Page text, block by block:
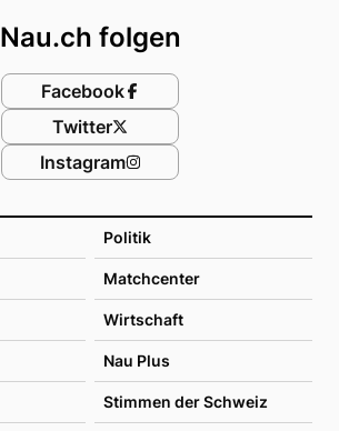
Politik
Matchcenter
Wirtschaft
Nau Plus
Stimmen der Schweiz
Nau.ch folgen
Facebook
Twitter
Instagram